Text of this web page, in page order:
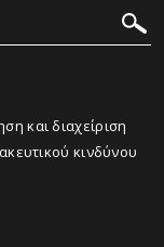
και διαχείριση
κινδύνου